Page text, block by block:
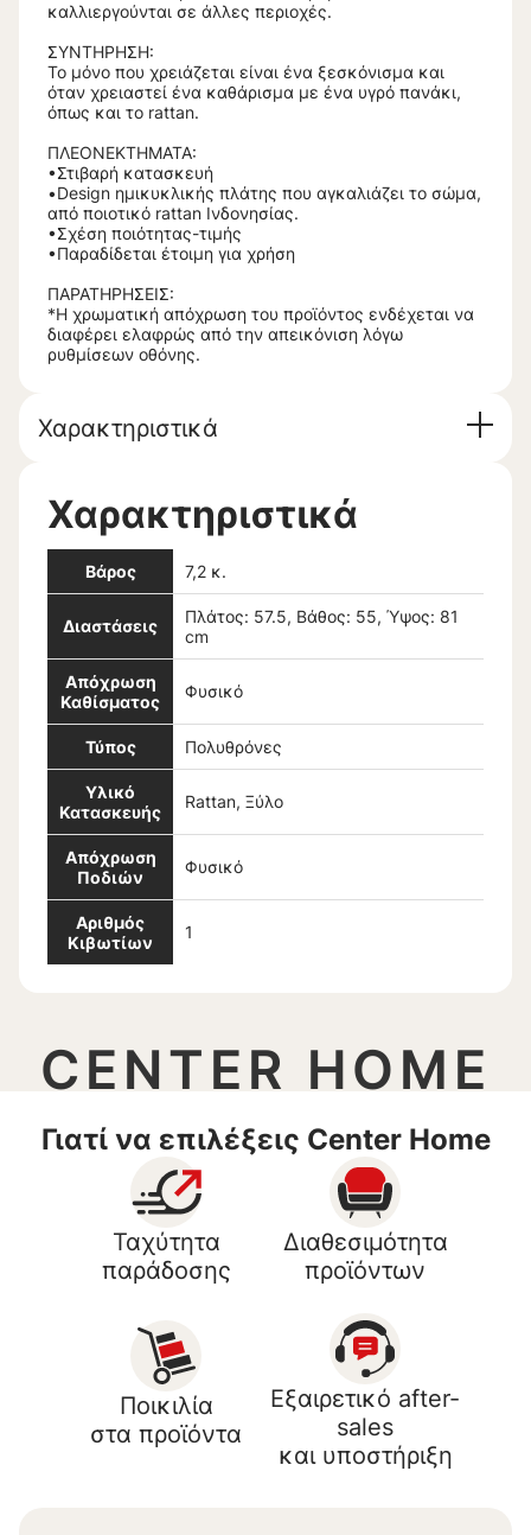
καλλιεργούνται σε άλλες περιοχές.
ΣΥΝΤΗΡΗΣΗ:
Το μόνο που χρειάζεται είναι ένα ξεσκόνισμα και
όταν χρειαστεί ένα καθάρισμα με ένα υγρό πανάκι,
όπως και το rattan.
ΠΛΕΟΝΕΚΤΗΜΑΤΑ:
•Στιβαρή κατασκευή
•Design ημικυκλικής πλάτης που αγκαλιάζει το σώμα,
από ποιοτικό rattan Ινδονησίας.
•Σχέση ποιότητας-τιμής
•Παραδίδεται έτοιμη για χρήση
ΠΑΡΑΤΗΡΗΣΕΙΣ:
*Η χρωματική απόχρωση του προϊόντος ενδέχεται να
διαφέρει ελαφρώς από την απεικόνιση λόγω
ρυθμίσεων οθόνης.
Χαρακτηριστικά
Χαρακτηριστικά
Βάρος 7,2 κ.
Διαστάσεις
Πλάτος: 57.5, Βάθος: 55, Ύψος: 81
cm
Απόχρωση
Καθίσματος
Φυσικό
Τύπος Πολυθρόνες
Υλικό
Κατασκευής
Rattan, Ξύλο
Απόχρωση
Ποδιών
Φυσικό
Αριθμός
Κιβωτίων
1
CENTER HOME
Γιατί να επιλέξεις Center Home
Ταχύτητα
παράδοσης
Διαθεσιμότητα
προϊόντων
Ποικιλία
στα προϊόντα
Εξαιρετικό after-
sales
και υποστήριξη